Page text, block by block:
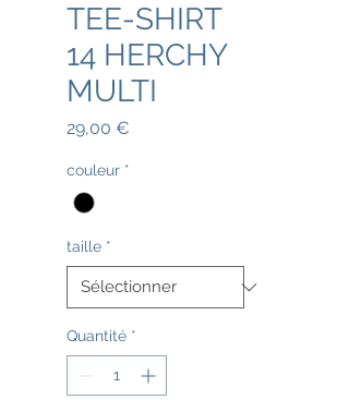
TEE-SHIRT
14 HERCHY
MULTI
29,00 €
couleur *
taille *
Quantité *